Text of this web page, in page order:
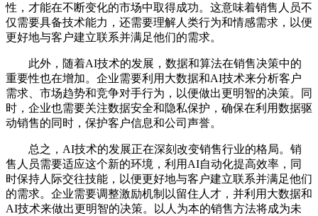
性，才能在不断变化的市场中取得成功。这意味着销售人员不
仅需要具备技术能力，还需要理解人类行为和情感需求，以便
更好地与客户建立联系并满足他们的需求。
此外，随着AI技术的发展，数据和算法在销售决策中的
重要性也在增加。企业需要利用大数据和AI技术来分析客户
需求、市场趋势和竞争对手行为，以便做出更明智的决策。同
时，企业也需要关注数据安全和隐私保护，确保在利用数据驱
动销售的同时，保护客户信息和公司声誉。
总之，AI技术的发展正在深刻改变销售行业的格局。销
售人员需要适应这个新的环境，利用AI自动化提高效率，同
时保持人际交往技能，以便更好地与客户建立联系并满足他们
的需求。企业需要调整激励机制以留住人才，并利用大数据和
AI技术来做出更明智的决策。以人为本的销售方法将成为未